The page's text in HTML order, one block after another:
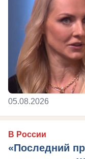
05.08.2026
В России
«Последний